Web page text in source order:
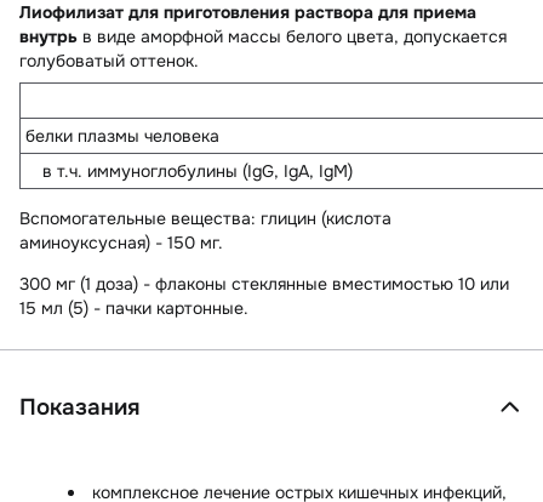
Лиофилизат для приготовления раствора для приема
внутрь в виде аморфной массы белого цвета, допускается
голубоватый оттенок.
белки плазмы человека
в т.ч. иммуноглобулины (IgG, IgA, IgM)
Вспомогательные вещества: глицин (кислота
аминоуксусная) - 150 мг.
300 мг (1 доза) - флаконы стеклянные вместимостью 10 или
15 мл (5) - пачки картонные.
Показания
комплексное лечение острых кишечных инфекций,